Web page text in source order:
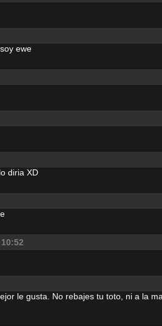
ewe
diria XD
le gusta. No rebajes tu toto, ni a la